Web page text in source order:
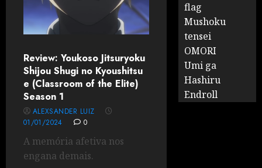
Review: Youkoso Jitsuryoku
Shijou Shugi no Kyoushitsu
e (Classroom of the Elite)
Season 1
ALEXSANDER LUIZ
01/01/2024
0
A memória afetiva nos
engana demais.
flag
Mushoku
tensei
OMORI
Umi ga
Hashiru
Endroll